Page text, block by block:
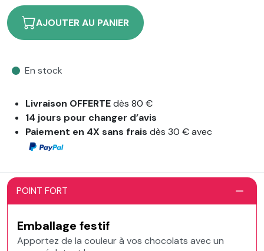
AJOUTER AU PANIER
En stock
Livraison OFFERTEdès 80 €
14 jours pour changer d’avis
Paiement en 4X sans fraisdès 30 € avec
POINT FORT
Emballage festif
Apportez de la couleur à vos chocolats avec un